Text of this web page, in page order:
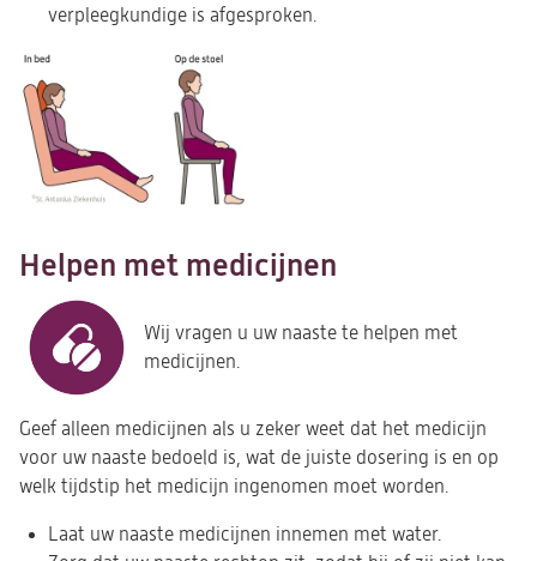
verpleegkundige is afgesproken.
Helpen met medicijnen
Wij vragen u uw naaste te helpen met
medicijnen.
Geef alleen medicijnen als u zeker weet dat het medicijn
voor uw naaste bedoeld is, wat de juiste dosering is en op
welk tijdstip het medicijn ingenomen moet worden.
Laat uw naaste medicijnen innemen met water.